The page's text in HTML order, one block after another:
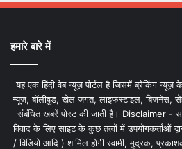
हमारे बारे में
यह एक हिंदी वेब न्यूज़ पोर्टल है जिसमें ब्रेकिंग न्यूज़
न्यूज, बॉलीवुड, खेल जगत, लाइफस्टाइल, बिजनेस,
संबंधित खबरें पोस्ट की जाती है। Disclaimer -
विवाद के लिए साइट के कुछ तत्वों में उपयोगकर्ताओं
/ विडियो आदि ) शामिल होगी स्वामी, मुद्रक,